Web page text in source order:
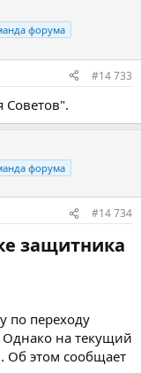
форума
#14 733
форума
#14 734
защитника
по переходу
Однако на текущий
Об этом сообщает